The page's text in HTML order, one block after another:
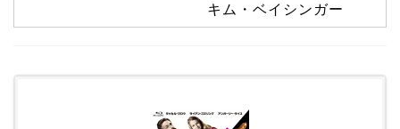
キム・ベイシンガー